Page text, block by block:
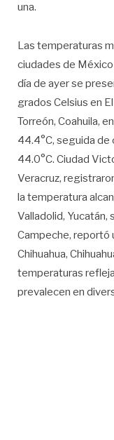
una.
Las temperaturas
ciudades de
día de ayer se
grados Celsius en
Torreón, Coahuila,
44.4°C, seguida de
44.0°C. Ciudad
Veracruz,
la temperatura
Valladolid, Yucatán,
Campeche, reportó
Chihuahua,
temperaturas
prevalecen en